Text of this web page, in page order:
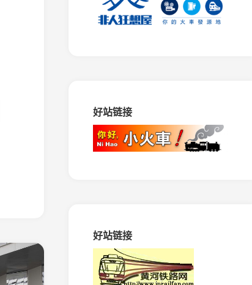
观
光
铁
路
用
铁
路
好站链接
好站链接